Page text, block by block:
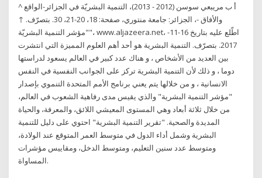
^ أ ب مريبعي سوسن (2012 - 2013)، التنمية البشريّة في الجزائر-الواقع
والأفاق -، الجزائر: جامعة منتوري، صفحة: 18، 20-21، 30. بتصرّف. ↑
"مؤشر التنمية البشريّة"، www.aljazeera.net، اطّلع عليه بتاريخ 16-11-
2017. بتصرّف. التنمية البشرية هو أحد أهم العلوم المميزة التي انتشرت
بين العديد من الأشخاص ، و هناك عدد كبير في العالم يسعود لدراستها
دوما ، و ذلك لأن التنمية البشرية تركز على الجوانب النفسية في النفس
الانسانية ، و من خلالها يتم يعني برنامج الأمم المتحدة التنموي بإصدار
"مؤشر التنمية البشرية" والذي يقيس مدى رفاهية الشعوب في العالم،
من خلال ثلاثة أبعاد وهي المستوى المعيشي اللائق، والمعرفة، والحياة
المديدة والصحية. "تقرير التنمية البشرية" احتوي على دليل للتنمية
البشرية وشمل أداء الدول في متوسط العمر المتوقع عند الولادة،
ومتوسط عدد سنين التعليم، ومتوسط الدخل، ومقاييس مؤشرات
المساواة.